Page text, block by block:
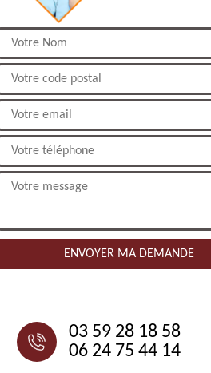
03 59 28 18 58
06 24 75 44 14